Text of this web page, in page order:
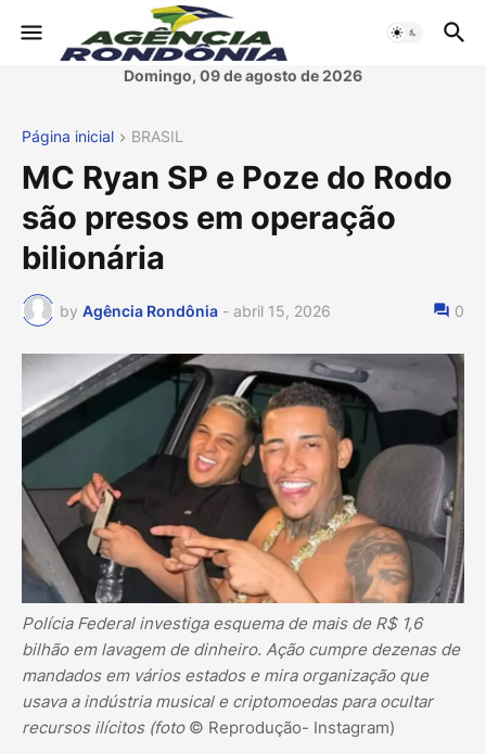
Domingo, 09 de agosto de 2026
Página inicial BRASIL
MC Ryan SP e Poze do Rodo
são presos em operação
bilionária
by Agência Rondônia - abril 15, 2026 0
Polícia Federal investiga esquema de mais de R$ 1,6
bilhão em lavagem de dinheiro. Ação cumpre dezenas de
mandados em vários estados e mira organização que
usava a indústria musical e criptomoedas para ocultar
recursos ilícitos (foto © Reprodução- Instagram)